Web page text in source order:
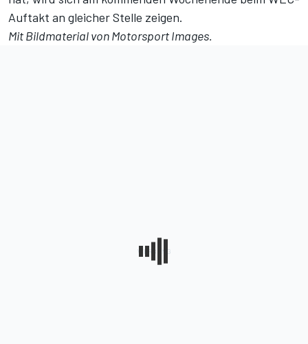
Auftakt an gleicher Stelle zeigen.
Mit Bildmaterial vonMotorsport Images.